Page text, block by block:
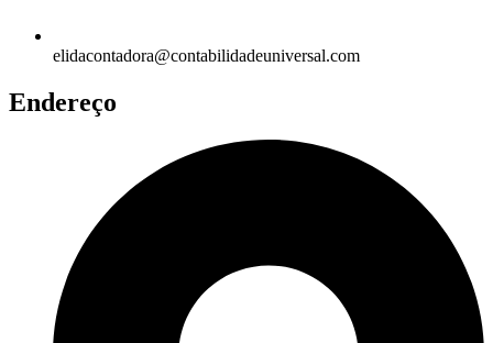
elidacontadora@contabilidadeuniversal.com
Endereço